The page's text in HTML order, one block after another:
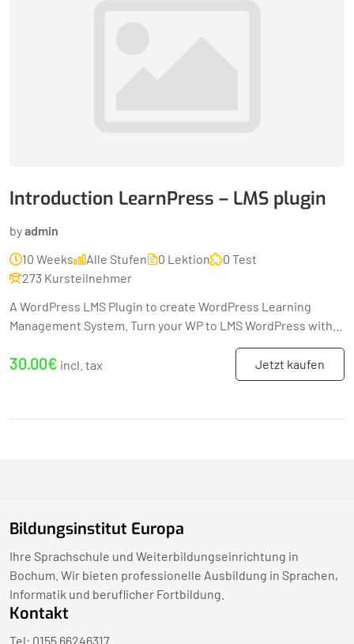
Introduction LearnPress – LMS plugin
byadmin
10 Weeks
Alle Stufen 0 Lektion
0 Test
273 Kursteilnehmer
A WordPress LMS Plugin to create WordPress Learning
Management System. Turn your WP to LMS WordPress with
30.00€ incl. tax Jetzt kaufen
Bildungsinstitut Europa
Ihre Sprachschule und Weiterbildungseinrichtung in
Bochum. Wir bieten professionelle Ausbildung in Sprachen,
Informatik und beruflicher Fortbildung.
Kontakt
Tel: 0155 66246317